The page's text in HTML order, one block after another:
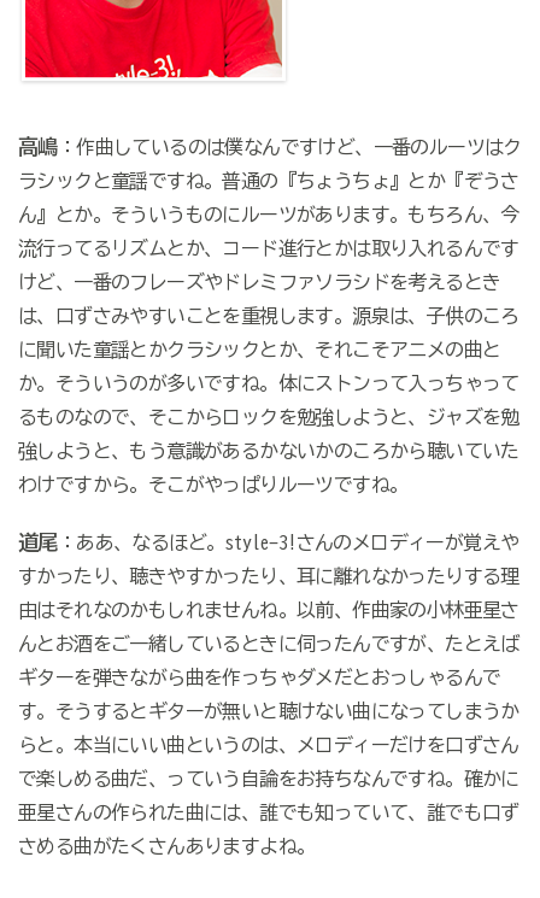
高嶋：作曲しているのは僕なんですけど、一番のルーツはク
ラシックと童謡ですね。普通の『ちょうちょ』とか『ぞうさ
ん』とか。そういうものにルーツがあります。もちろん、今
流行ってるリズムとか、コード進行とかは取り入れるんです
けど、一番のフレーズやドレミファソラシドを考えるとき
は、口ずさみやすいことを重視します。源泉は、子供のころ
に聞いた童謡とかクラシックとか、それこそアニメの曲と
か。そういうのが多いですね。体にストンって入っちゃって
るものなので、そこからロックを勉強しようと、ジャズを勉
強しようと、もう意識があるかないかのころから聴いていた
わけですから。そこがやっぱりルーツですね。
道尾：ああ、なるほど。style-3!さんのメロディーが覚えや
すかったり、聴きやすかったり、耳に離れなかったりする理
由はそれなのかもしれませんね。以前、作曲家の小林亜星さ
んとお酒をご一緒しているときに伺ったんですが、たとえば
ギターを弾きながら曲を作っちゃダメだとおっしゃるんで
す。そうするとギターが無いと聴けない曲になってしまうか
らと。本当にいい曲というのは、メロディーだけを口ずさん
で楽しめる曲だ、っていう自論をお持ちなんですね。確かに
亜星さんの作られた曲には、誰でも知っていて、誰でも口ず
さめる曲がたくさんありますよね。